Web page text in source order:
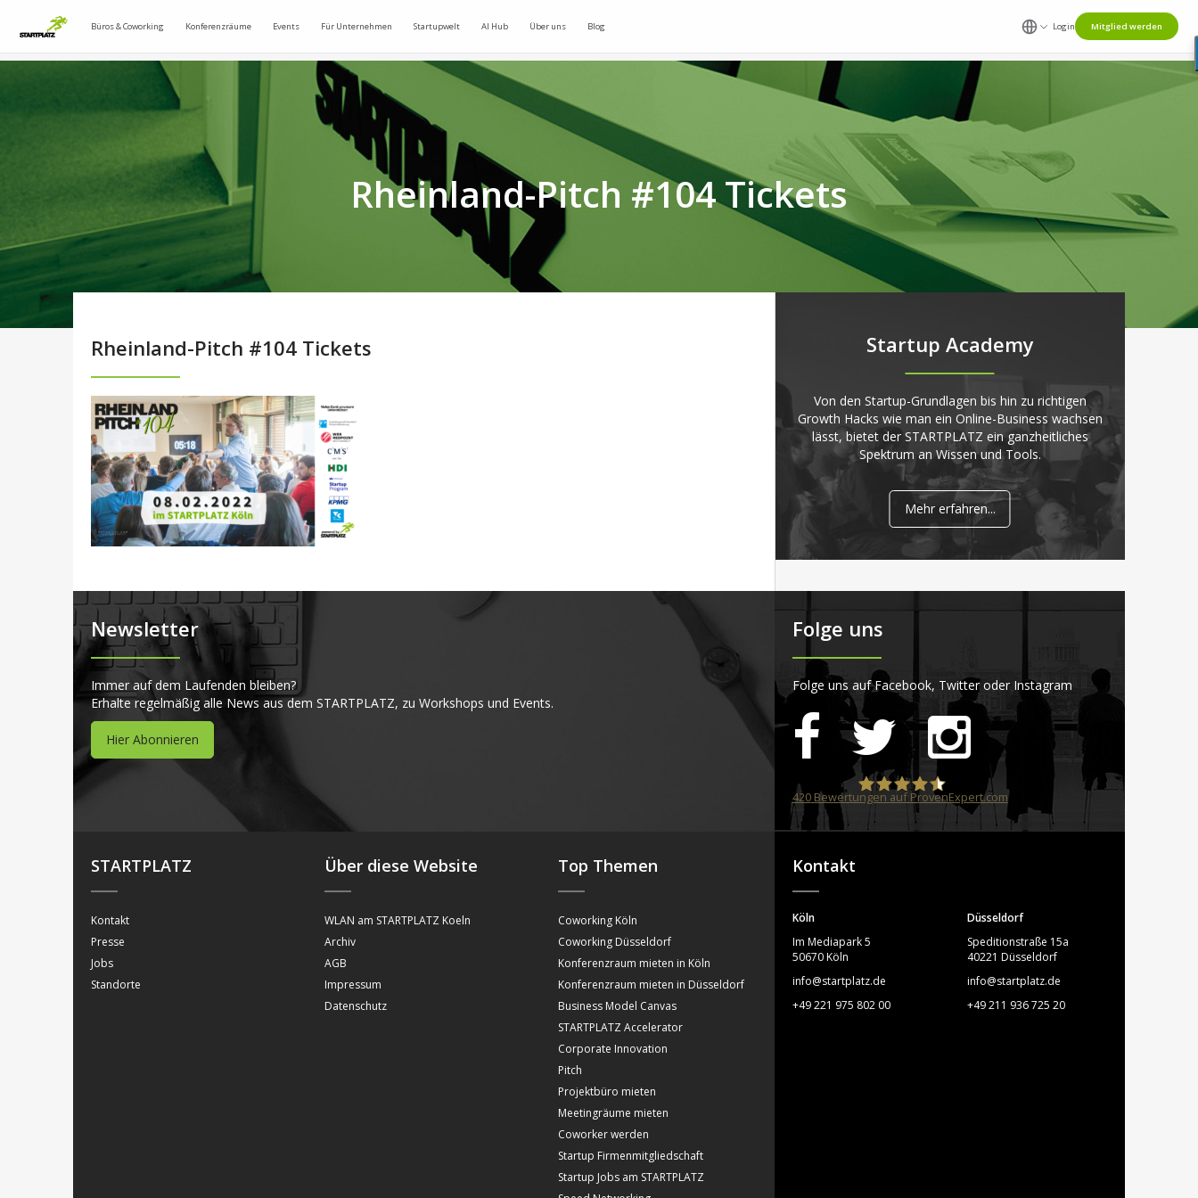
Büros & Coworking Konferenzräume Events Für Unternehmen Startupwelt AI Hub Über uns Blog Login Mitglied werden
Rheinland-Pitch #104 Tickets
Rheinland-Pitch #104 Tickets Startup Academy
Von den Startup-Grundlagen bis hin zu richtigen
Growth Hacks wie man ein Online-Business wachsen
lässt, bietet der STARTPLATZ ein ganzheitliches
Spektrum an Wissen und Tools.
Mehr erfahren...
Newsletter
Immer auf dem Laufenden bleiben?
Erhalte regelmäßig alle News aus dem STARTPLATZ, zu Workshops und Events.
Hier Abonnieren
Folge uns
Folge uns auf Facebook, Twitter oder Instagram
STARTPLATZ
420Bewertungen auf ProvenExpert.com
STARTPLATZ
Kontakt
Presse
Jobs
Standorte
Über diese Website
WLAN am STARTPLATZ Koeln
Archiv
AGB
Impressum
Datenschutz
Top Themen
Coworking Köln
Coworking Düsseldorf
Konferenzraum mieten in Köln
Konferenzraum mieten in Düsseldorf
Business Model Canvas
STARTPLATZ Accelerator
Corporate Innovation
Pitch
Projektbüro mieten
Meetingräume mieten
Coworker werden
Startup Firmenmitgliedschaft
Startup Jobs am STARTPLATZ
Kontakt
Köln
Im Mediapark 5
50670 Köln
info@startplatz.de
+49 221 975 802 00
Düsseldorf
Speditionstraße 15a
40221 Düsseldorf
info@startplatz.de
+49 211 936 725 20